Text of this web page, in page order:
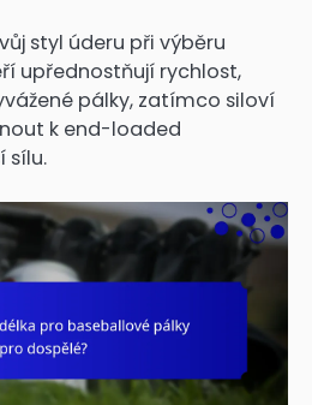
styl úderu při výběru
upřednostňují rychlost,
pálky, zatímco siloví
k end-loaded
sílu.